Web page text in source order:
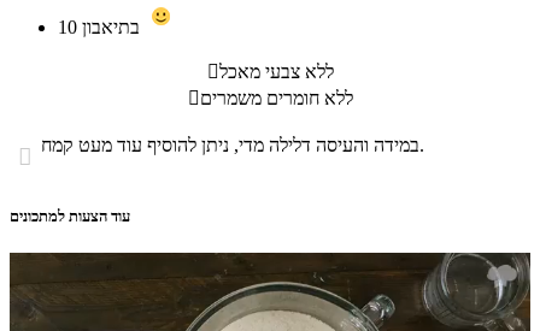
10
ללא צבעי מאכל
ללא חומרים משמרים
 במידה והעיסה דלילה מדי, ניתן להוסיף עוד מעט קמח.
עוד הצעות למתכונים